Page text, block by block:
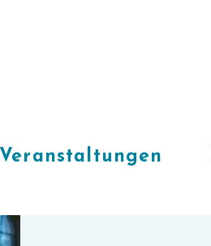
Veranstaltungen